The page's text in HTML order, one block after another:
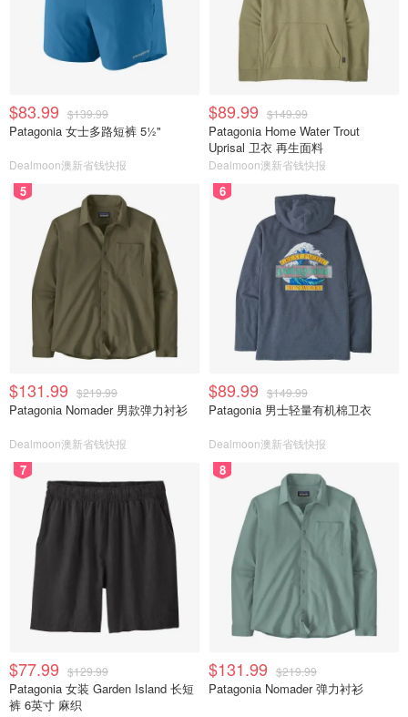
$83.99 $139.99
Patagonia 女士多路短裤 5½"
Dealmoon澳新省钱快报
$89.99 $149.99
Patagonia Home Water Trout
Uprisal 卫衣 再生面料
Dealmoon澳新省钱快报
5
$131.99 $219.99
Patagonia Nomader 男款弹力衬衫
Dealmoon澳新省钱快报
6
$89.99 $149.99
Patagonia 男士轻量有机棉卫衣
Dealmoon澳新省钱快报
7
$77.99 $129.99
Patagonia 女装 Garden Island 长短
裤 6英寸 麻织
8
$131.99 $219.99
Patagonia Nomader 弹力衬衫